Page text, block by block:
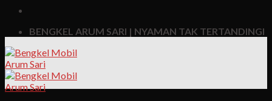
BENGKEL ARUM SARI | NYAMAN TAK TERTANDINGI